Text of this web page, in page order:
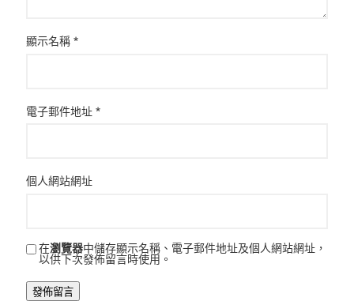
顯示名稱 *
電子郵件地址 *
個人網站網址
在瀏覽器中儲存顯示名稱、電子郵件地址及個人網站網址，
以供下次發佈留言時使用。